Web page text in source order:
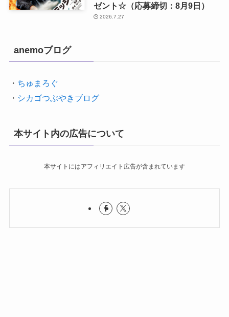
ゼント☆（応募締切：8月9日）
2026.7.27
anemoブログ
・ ちゅまろぐ
・ シカゴつぶやきブログ
本サイト内の広告について
本サイトにはアフィリエイト広告が含まれています